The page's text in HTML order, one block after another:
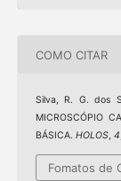
COMO CITAR
Silva, R. G. dos
MICROSCÓPIO
BÁSICA. HOLOS, 4
Fomatos de